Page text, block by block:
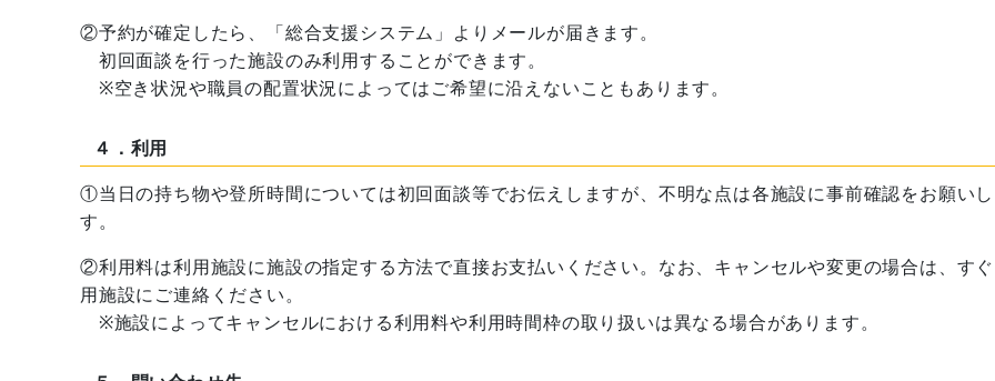
②予約が確定したら、「総合支援システム」よりメールが届きます。
初回面談を行った施設のみ利用することができます。
※空き状況や職員の配置状況によってはご希望に沿えないこともあります。
４．利用
①当日の持ち物や登所時間については初回面談等でお伝えしますが、不明な点は各施設に事前確認をお願い
す。
②利用料は利用施設に施設の指定する方法で直接お支払いください。なお、キャンセルや変更の場合は、す
用施設にご連絡ください。
※施設によってキャンセルにおける利用料や利用時間枠の取り扱いは異なる場合があります。